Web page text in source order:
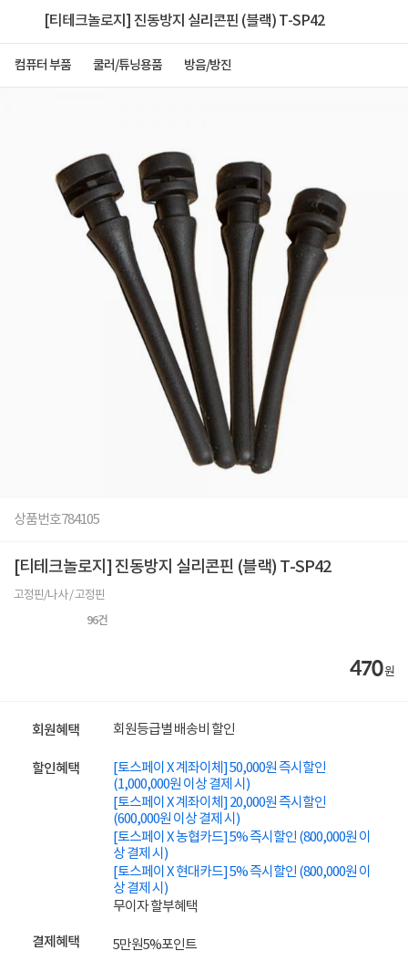
[티테크놀로지] 진동방지 실리콘핀 (블랙) T-SP42
컴퓨터 부품 쿨러/튜닝용품 방음/방진
상품번호784105
[티테크놀로지] 진동방지 실리콘핀 (블랙) T-SP42
고정핀/나사 / 고정핀
96건
470원
회원혜택 회원등급별 배송비 할인
할인혜택
[토스페이 X 계좌이체] 50,000원 즉시할인
(1,000,000원 이상 결제 시)
[토스페이 X 계좌이체] 20,000원 즉시할인
(600,000원 이상 결제 시)
[토스페이 X 농협카드] 5% 즉시할인 (800,000원 이
상 결제 시)
[토스페이 X 현대카드] 5% 즉시할인 (800,000원 이
상 결제 시)
무이자 할부혜택
결제혜택 5만원5%포인트